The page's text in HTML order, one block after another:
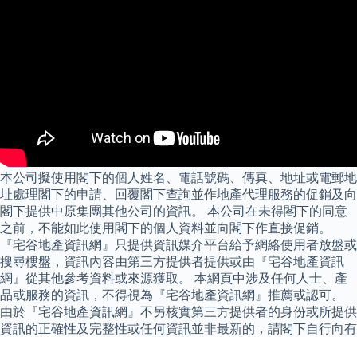
本公司擬使用閣下的個人姓名、電話號碼、傳真、地址或電郵地
址處理閣下的申請、回覆閣下查詢並作地產代理服務的促銷及向
閣下提供中原集團其他公司的資訊。 本公司在未得閣下的同意
之前，不能如此使用閣下的個人資料並向閣下作直接促銷。
『宅谷地產資訊網』只提供資訊媒介平台給予網絡使用者放盤或
搜尋樓盤，資訊內容由第三方提供者提供或由『宅谷地產資訊
網』從其他參考資料或來源獲取。 本網頁中涉及任何人士、產
品或服務的資訊，不得視為『宅谷地產資訊網』推薦或認可。
由於『宅谷地產資訊網』不另核實第三方提供者的身份或所提供
資訊的正確性及完整性或任何資訊並非最新的，請閣下自行向有